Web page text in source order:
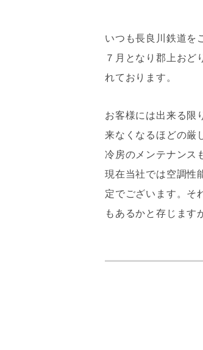
いつも長良川鉄道を
７月となり郡上おど
れております。
お客様には出来る限
来なくなるほどの厳
冷房のメンテナンス
現在当社では空調性
定でございます。そ
もあるかと存じます